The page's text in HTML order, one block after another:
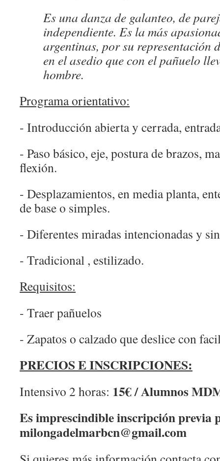
Es una danza de galanteo, de
independiente. Es la más
argentinas, por su representación
en el asedio que con el pañuelo
hombre.
Programa orientativo:
- Introducción abierta y cerrada,
- Paso básico, eje, postura de brazos,
flexión.
- Desplazamientos, en media planta,
de base o simples.
- Diferentes miradas intencionadas y
- Tradicional , estilizado.
Requisitos:
- Traer pañuelos
- Zapatos o calzado que deslice con
PRECIOS E INSCRIPCIONES:
Intensivo 2 horas: 15€ / Alumnos
Es imprescindible inscripción previa
milongadelmarbcn@gmail.com